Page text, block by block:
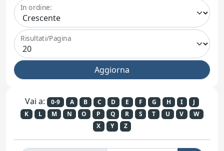
In ordine:
Risultati/Pagina
Vai a: 0-9 A B C D E F G H I
J
K
L M N O P Q R S T U V
W
X
Y Z